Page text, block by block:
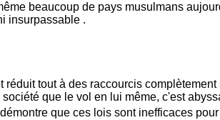
beaucoup de pays musulmans
insurpassable .
tout à des raccourcis
que le vol en lui même, c'est
que ces lois sont inefficaces